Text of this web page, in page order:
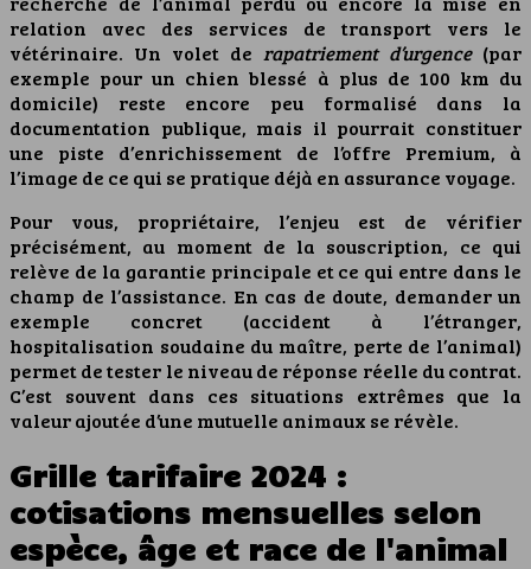
relation avec des services de transport vers le
vétérinaire. Un volet de rapatriement d’urgence(par
exemple pour un chien blessé à plus de 100 km du
domicile) reste encore peu formalisé dans la
documentation publique, mais il pourrait constituer
une piste d’enrichissement de l’offre Premium, à
l’image de ce qui se pratique déjà en assurance voyage.
Pour vous, propriétaire, l’enjeu est de vérifier
précisément, au moment de la souscription, ce qui
relève de la garantie principale et ce qui entre dans le
champ de l’assistance. En cas de doute, demander un
exemple concret (accident à l’étranger,
hospitalisation soudaine du maître, perte de l’animal)
permet de tester le niveau de réponse réelle du contrat.
C’est souvent dans ces situations extrêmes que la
valeur ajoutée d’une mutuelle animaux se révèle.
Grille tarifaire 2024 :
cotisations mensuelles selon
espèce, âge et race de l'animal